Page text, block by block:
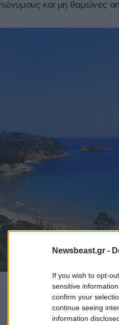
Newsbeast.gr -
If you wish to opt-
sensitive
confirm your
continue seeing
information
και μη θαμώνες